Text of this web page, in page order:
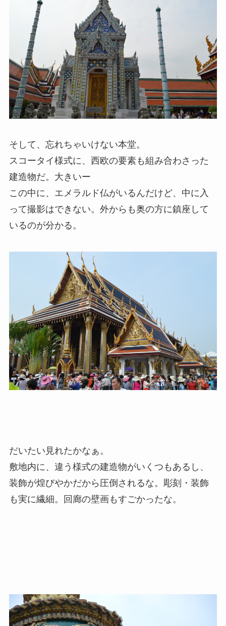
そして、忘れちゃいけない本堂。
スコータイ様式に、西欧の要素も組み合わさった
建造物だ。大きいー
この中に、エメラルド仏がいるんだけど、中に入
って撮影はできない。外からも奥の方に鎮座して
いるのが分かる。
だいたい見れたかなぁ。
敷地内に、違う様式の建造物がいくつもあるし、
装飾が煌びやかだから圧倒されるな。彫刻・装飾
も実に繊細。回廊の壁画もすごかったな。